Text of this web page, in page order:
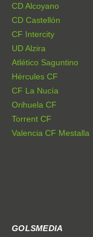
CD Alcoyano
CD Castellón
CF Intercity
UD Alzira
Atlético Saguntino
Hércules CF
CF La Nucía
Orihuela CF
Torrent CF
Valencia CF Mestalla
GOLSMEDIA